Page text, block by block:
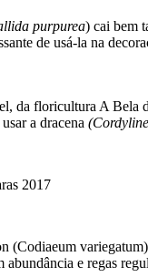
purpurea) cai bem
de usá-la na
da floricultura A
a dracena
2017
e regas